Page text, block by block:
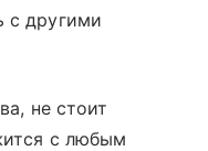
с другими
не стоит
с любым